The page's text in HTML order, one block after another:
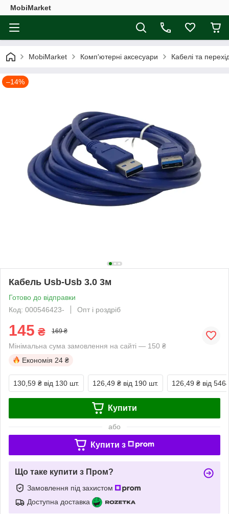
MobiMarket
MobiMarket Комп'ютерні аксесуари Кабелі та
–14%
Кабель Usb-Usb 3.0 3м
Готово до відправки
Код: 000546423-
Опт і роздріб
145 ₴ 169 ₴
Мінімальна сума замовлення на сайті — 150 ₴
Економія 24 ₴
130,59 ₴ від 130 шт. 126,49 ₴ від 190 шт. 126,49 ₴ від
Купити
або
Купити з
Що таке купити з Пром?
Замовлення під захистом
Доступна доставка